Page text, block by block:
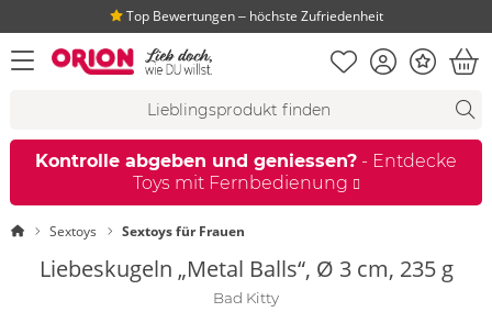
Top Bewertungen ‒ höchste Zufriedenheit
Menü öffnen Merkliste
KontoBonus
Kontrolle abgeben und geniessen? - Entdecke
Toys mit Fernbedienung
Startseite
Sextoys Sextoys für Frauen
Liebeskugeln „Metal Balls“, Ø 3 cm, 235 g
Bad Kitty